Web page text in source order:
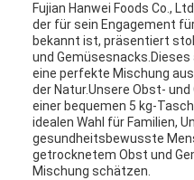
Fujian Hanwei Foods Co.,
der für sein Engagement
bekannt ist, präsentiert
und
eine perfekte Mischung
der Natur.Unsere Obst-
einer bequemen 5 kg-
idealen Wahl für Familien,
gesundheitsbewusste
getrocknetem Obst und
Mischung schätzen.